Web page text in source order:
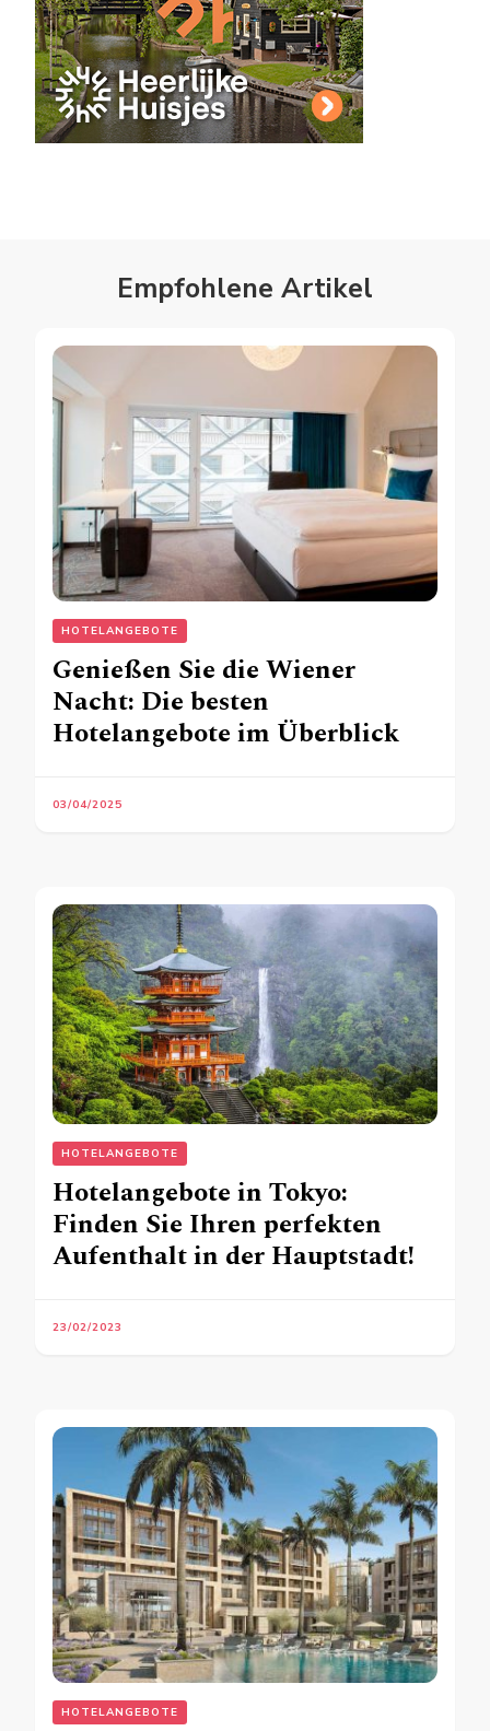
Empfohlene Artikel
HOTELANGEBOTE
Genießen Sie die Wiener
Nacht: Die besten
Hotelangebote im Überblick
03/04/2025
HOTELANGEBOTE
Hotelangebote in Tokyo:
Finden Sie Ihren perfekten
Aufenthalt in der Hauptstadt!
23/02/2023
HOTELANGEBOTE